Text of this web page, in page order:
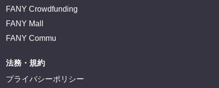
FANY Crowdfunding
FANY Mall
FANY Commu
法務・規約
プライバシーポリシー